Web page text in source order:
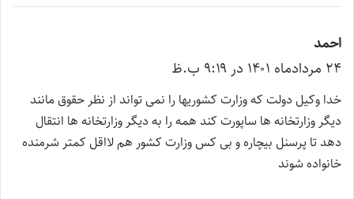
احمد
ف
ت
:
۲۴ مرداد‌ماه ۱۴۰۱ در ۹:۱۹ ب.ظ
خدا وکیل دولت که وزارت کشوریها را نمی تواند از نظر حقوق مانند
دیگر وزارتخانه ها ساپورت کند همه را به دیگر وزارتخانه ها انتقال
دهد تا پرسنل بیچاره و بی کس وزارت کشور هم لااقل کمتر شرمنده
خانواده شوند